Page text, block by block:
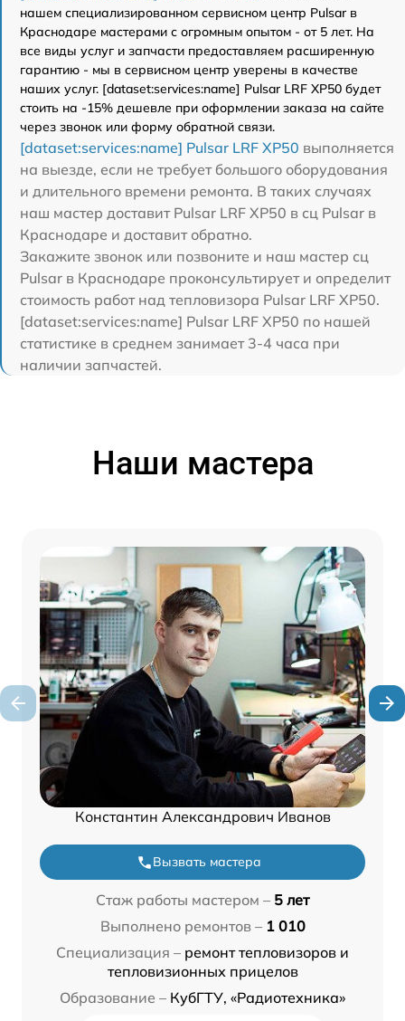
нашем специализированном сервисном центр Pulsar в
Краснодаре мастерами с огромным опытом - от 5 лет. На
все виды услуг и запчасти предоставляем расширенную
гарантию - мы в сервисном центр уверены в качестве
наших услуг. [dataset:services:name] Pulsar LRF XP50 будет
стоить на -15% дешевле при оформлении заказа на сайте
через звонок или форму обратной связи.
[dataset:services:name] Pulsar LRF XP50 выполняется
на выезде, если не требует большого оборудования
и длительного времени ремонта. В таких случаях
наш мастер доставит Pulsar LRF XP50 в сц Pulsar в
Краснодаре и доставит обратно.
Закажите звонок или позвоните и наш мастер сц
Pulsar в Краснодаре проконсультирует и определит
стоимость работ над тепловизора Pulsar LRF XP50.
[dataset:services:name] Pulsar LRF XP50 по нашей
статистике в среднем занимает 3-4 часа при
наличии запчастей.
Наши мастера
Константин Александрович Иванов
Вызвать мастера
Стаж работы мастером – 5 лет
Выполнено ремонтов – 1 010
Специализация – ремонт тепловизоров и
тепловизионных прицелов
Образование – КубГТУ, «Радиотехника»